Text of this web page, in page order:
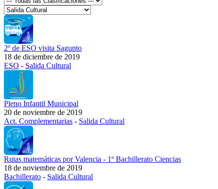
2º de ESO visita Sagunto
18 de diciembre de 2019
ESO - Salida Cultural
Pleno Infantil Municipal
20 de noviembre de 2019
Act. Complementarias - Salida Cultural
Rutas matemáticas por Valencia - 1º Bachillerato Ciencias
18 de noviembre de 2019
Bachillerato - Salida Cultural